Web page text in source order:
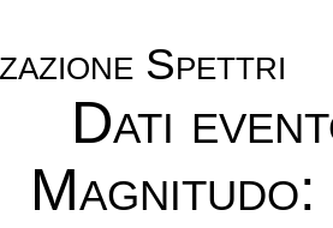
Spettri
Dati
Magnitudo: